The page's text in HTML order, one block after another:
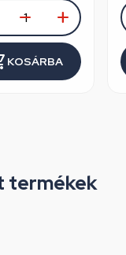
KOSÁRBA
termékek